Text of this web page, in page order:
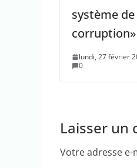
système de
corruption»
lundi, 27 février
0
Laisser un
Votre adresse e-